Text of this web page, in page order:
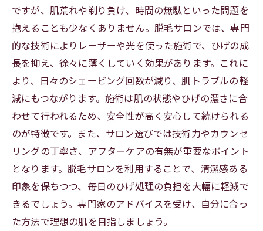
脱毛サロンでのひげ処理がもたらすメリットと
は？長期的効果を徹底解説
失敗しないひげ脱毛サロンの選び方と、効果を
最大化するコツ
ですが、肌荒れや剃り負け、時間の無駄といった問題を
抱えることも少なくありません。脱毛サロンでは、専門
的な技術によりレーザーや光を使った施術で、ひげの成
長を抑え、徐々に薄くしていく効果があります。これに
より、日々のシェービング回数が減り、肌トラブルの軽
減にもつながります。施術は肌の状態やひげの濃さに合
わせて行われるため、安全性が高く安心して続けられる
のが特徴です。また、サロン選びでは技術力やカウンセ
リングの丁寧さ、アフターケアの有無が重要なポイント
となります。脱毛サロンを利用することで、清潔感ある
印象を保ちつつ、毎日のひげ処理の負担を大幅に軽減で
きるでしょう。専門家のアドバイスを受け、自分に合っ
た方法で理想の肌を目指しましょう。